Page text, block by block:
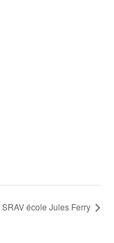
SRAV école Jules Ferry